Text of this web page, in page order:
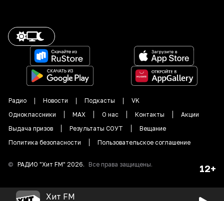
Радио Новости Подкасты
VK
Одноклассники
MAX О нас Контакты
Акции
Выдача призов
Результаты СОУТ
Вещание
Политика безопасности
Пользовательское соглашение
© РАДИО "Хит FM" 2026. Все права защищены. 12+
Хит FM